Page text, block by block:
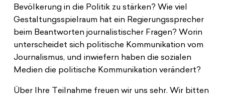
Bevölkerung in die Politik zu stärken? Wie viel
Gestaltungsspielraum hat ein Regierungssprecher
beim Beantworten journalistischer Fragen? Worin
unterscheidet sich politische Kommunikation vom
Journalismus, und inwiefern haben die sozialen
Medien die politische Kommunikation verändert?
Über Ihre Teilnahme freuen wir uns sehr. Wir bitten